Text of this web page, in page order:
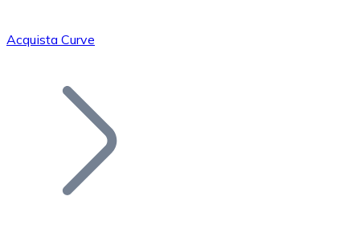
Bitcoin
Acquista Curve